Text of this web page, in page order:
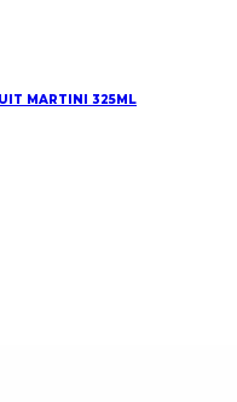
MARTINI 325ML